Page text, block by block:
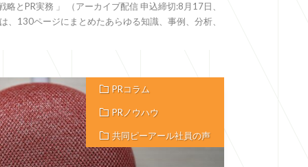
とPR実務 」 （アーカイブ配信 申込締切:8月17日、
、130ページにまとめたあらゆる知識、事例、分析、
PRコラム
PRノウハウ
共同ピーアール社員の声